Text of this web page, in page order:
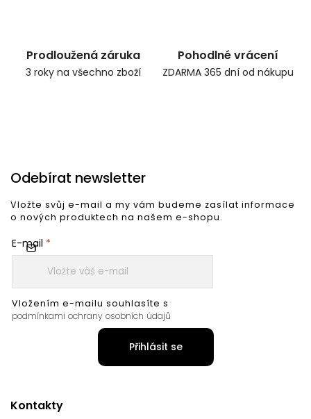
Prodloužená záruka
3 roky na všechno zboží
Pohodlné vrácení
ZDARMA 365 dní od nákupu
Kontakty
Odebírat newsletter
Vložte svůj e-mail a my vám budeme zasílat informace
o nových produktech na našem e-shopu.
E-mail
Vložením e-mailu souhlasíte s
podmínkami ochrany osobních údajů
Přihlásit se